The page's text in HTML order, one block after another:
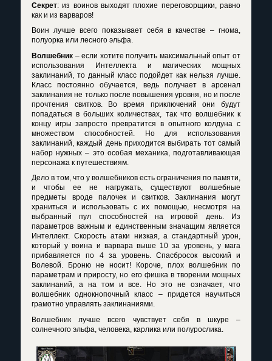
Секрет: из воинов выходят плохие переговорщики, равно
как и из варваров!
Воин лучше всего показывает себя в качестве – гнома,
полуорка или лесного эльфа.
Волшебник – если хотите получить максимальный опыт от
использования Интеллекта и магических мощных
заклинаний, то данный класс подойдет как нельзя лучше.
Класс постоянно обучается, ведь получает в арсенал
заклинания не только после повышения уровня, но и после
прочтения свитков. Во время приключений они будут
попадаться в больших количествах, так что волшебник к
концу игры запросто превратится в опытного колдуна с
множеством способностей. Но для использования
заклинаний, каждый день приходится выбирать тот самый
набор нужных – это особая механика, подготавливающая
персонажа к путешествиям.
Дело в том, что у волшебников есть ограничения по памяти,
и чтобы ее не нагружать, существуют волшебные
предметы вроде палочек и свитков. Заклинания могут
храниться и использовать с их помощью, несмотря на
выбранный пул способностей на игровой день. Из
параметров важным и единственным значащим является
Интеллект. Скорость атаки низкая, а стандартный урон,
который у воина и варвара выше 10 за уровень, у мага
прибавляется по 4 за уровень. Спасбросок высокий и
Волевой. Броню не носит! Короче, плох волшебник по
параметрам и приросту, но его фишка в творении мощных
заклинаний, а на том и все. Но это не означает, что
волшебник однокнопочный класс – придется научиться
грамотно управлять заклинаниями.
Волшебник лучше всего чувствует себя в шкуре –
солнечного эльфа, человека, карлика или полурослика.